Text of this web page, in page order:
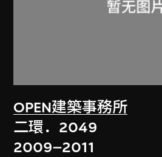
OPEN建築事務所
二環．2049
2009–2011